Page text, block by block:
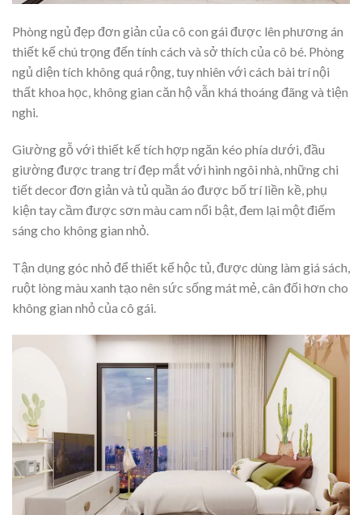
Phòng ngủ đẹp đơn giản của cô con gái được lên phương án
thiết kế chú trọng đến tính cách và sở thích của cô bé. Phòng
ngủ diện tích không quá rộng, tuy nhiên với cách bài trí nội
thất khoa học, không gian căn hộ vẫn khá thoáng đãng và tiện
nghi.
Giường gỗ với thiết kế tích hợp ngăn kéo phía dưới, đầu
giường được trang trí đẹp mắt với hình ngôi nhà, những chi
tiết decor đơn giản và tủ quần áo được bố trí liền kề, phụ
kiện tay cầm được sơn màu cam nổi bật, đem lại một điếm
sáng cho không gian nhỏ.
Tận dụng góc nhỏ để thiết kế hộc tủ, được dùng làm giá sách,
ruột lòng màu xanh tạo nên sức sống mát mẻ, cân đối hơn cho
không gian nhỏ của cô gái.